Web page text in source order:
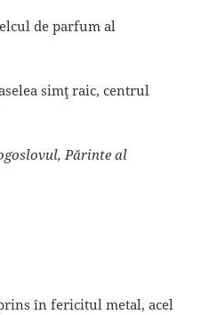
de parfum al
simţ raic, centrul
Părinte al
în fericitul metal, acel